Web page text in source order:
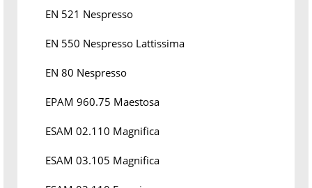
EN 521 Nespresso
EN 550 Nespresso Lattissima
EN 80 Nespresso
EPAM 960.75 Maestosa
ESAM 02.110 Magnifica
ESAM 03.105 Magnifica